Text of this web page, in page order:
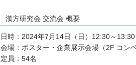
漢方研究会 交流会 概要
日時：2024年7月14日（日）12:30～13:30
会場：ポスター・企業展示会場（2F コン
定員：54名